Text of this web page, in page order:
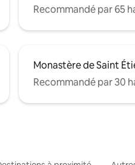
Recommandé par 65
Monastère de Saint
Recommandé par 30